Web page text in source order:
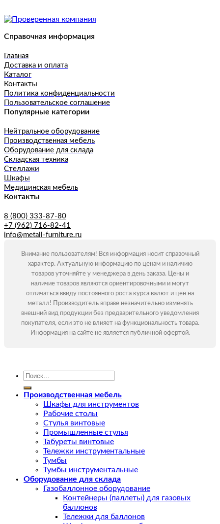
Справочная информация
Главная
Доставка и оплата
Каталог
Контакты
Политика конфиденциальности
Пользовательское соглашение
Популярные категории
Нейтральное оборудование
Производственная мебель
Оборудование для склада
Складская техника
Стеллажи
Шкафы
Медицинская мебель
Контакты
8 (800) 333-87-80
+7 (962) 716-82-41
info@metall-furniture.ru
Внимание пользователям! Вся информация носит справочный
характер. Актуальную информацию по ценам и наличию
товаров уточняйте у менеджера в день заказа. Цены и
наличие товаров являются ориентировочными и могут
отличаться ввиду постоянного роста курса валют и цен на
металл! Производитель вправе незначительно изменять
внешний вид продукции без предварительного уведомления
покупателя, если это не влияет на функциональность товара.
Информация на сайте не является публичной офертой.
Искать:
Производственная мебель
Шкафы для инструментов
Рабочие столы
Стулья винтовые
Промышленные стулья
Табуреты винтовые
Тележки инструментальные
Тумбы
Тумбы инструментальные
Оборудование для склада
Газобаллонное оборудование
Контейнеры (паллеты) для газовых
баллонов
Тележки для баллонов